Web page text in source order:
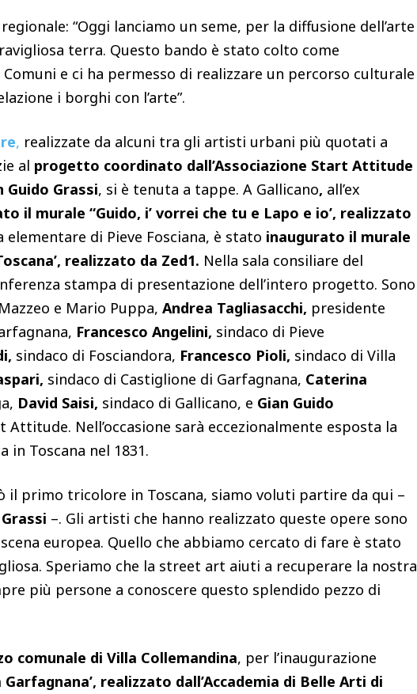
“Oggi lanciamo un seme, per la diffusione dell’arte
terra. Questo bando è stato colto come
e ci ha permesso di realizzare un percorso culturale
i borghi con l’arte”.
, realizzate da alcuni tra gli artisti urbani più quotati a
al progetto coordinato dall’Associazione Start Attitude
Guido Grassi, si è tenuta a tappe. A Gallicano, all’ex
il murale “Guido, i’ vorrei che tu e Lapo e io’, realizzato
elementare di Pieve Fosciana, è stato inaugurato il murale
realizzato da Zed1. Nella sala consiliare del
stampa di presentazione dell’intero progetto. Sono
e Mario Puppa, Andrea Tagliasacchi, presidente
Francesco Angelini, sindaco di Pieve
sindaco di Fosciandora, Francesco Pioli, sindaco di Villa
sindaco di Castiglione di Garfagnana, Caterina
David Saisi, sindaco di Gallicano, e Gian Guido
Attitude. Nell’occasione sarà eccezionalmente esposta la
in Toscana nel 1831.
il primo tricolore in Toscana, siamo voluti partire da qui –
–. Gli artisti che hanno realizzato queste opere sono
europea. Quello che abbiamo cercato di fare è stato
Speriamo che la street art aiuti a recuperare la nostra
più persone a conoscere questo splendido pezzo di
comunale di Villa Collemandina, per l’inaugurazione
realizzato dall’Accademia di Belle Arti di